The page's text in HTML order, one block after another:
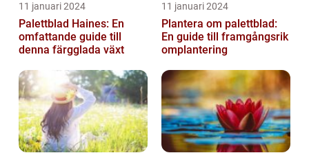
11 januari 2024
Palettblad Haines: En
omfattande guide till
denna färgglada växt
11 januari 2024
Plantera om palettblad:
En guide till framgångsrik
omplantering